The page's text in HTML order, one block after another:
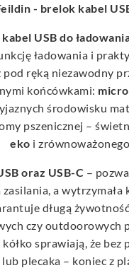
- brelok kabel
USB do
ładowania i
pod ręką niezawodny
końcówkami:
środowisku
pszenicznej –
eko i
oraz USB-C –
zasilania, a
długą
czy outdoorowych
sprawiają, że
plecaka – koniec z